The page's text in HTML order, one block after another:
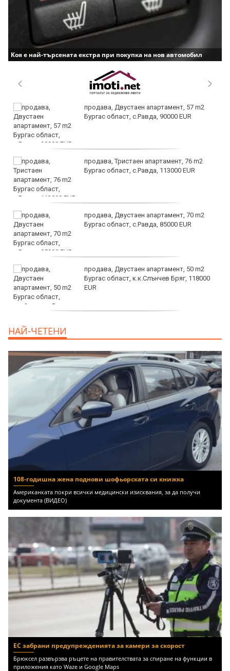
Коя е най-търсената екстра при покупка на нов автомобил
продава, Двустаен апартамент, 57 m2
Бургас област, с.Равда, 90000 EUR
продава, Тристаен апартамент, 76 m2
Бургас област, с.Равда, 113000 EUR
продава, Двустаен апартамент, 70 m2
Бургас област, с.Равда, 85000 EUR
продава, Двустаен апартамент, 50 m2
Бургас област, к.к.Слънчев Бряг, 118000
EUR
НАЙ-ЧЕТЕНИ
108-годишна жена поднови шофьорската си книжка
Американката покри всички медицински изисквания, за да получи
документа (ВИДЕО)
ЕС забрани предупрежденията за камери за скорост
Брюксел развързва ръцете на правителствата за спиране на функции в
приложения като Waze и Google Maps